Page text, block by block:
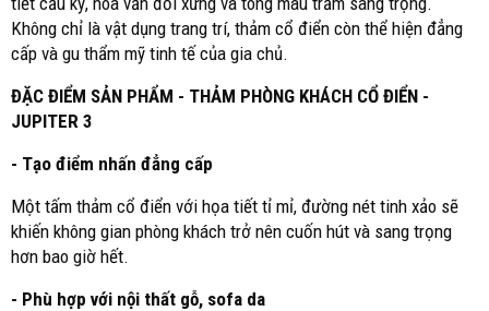
Không chỉ là vật dụng trang trí, thảm cổ điển còn thể hiện đẳng
cấp và gu thẩm mỹ tinh tế của gia chủ.
ĐẶC ĐIỂM SẢN PHẨM - THẢM PHÒNG KHÁCH CỔ ĐIỂN -
JUPITER 3
- Tạo điểm nhấn đẳng cấp
Một tấm thảm cổ điển với họa tiết tỉ mỉ, đường nét tinh xảo sẽ
khiến không gian phòng khách trở nên cuốn hút và sang trọng
hơn bao giờ hết.
- Phù hợp với nội thất gỗ, sofa da